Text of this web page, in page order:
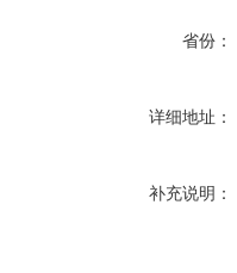
省份：
详细地址：
补充说明：